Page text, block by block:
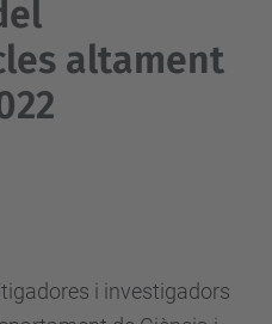
altament
i investigadors